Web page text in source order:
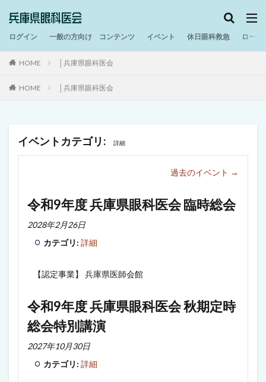
ログイン 一般の方向け コンテンツ イベント 休日眼科救急 ロービ
HOME │兵庫県眼科医会
HOME │兵庫県眼科医会
イベントカテゴリ: 詳細
過去のイベント →
令和9年度 兵庫県眼科医会 臨時総会
2028年2月26日
カテゴリ: 詳細
【認定事業】 兵庫県医師会館
令和9年度 兵庫県眼科医会 秋期定時
総会特別講演
2027年10月30日
カテゴリ: 詳細